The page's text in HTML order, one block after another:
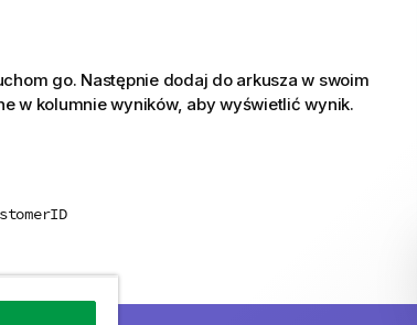
go. Następnie dodaj do arkusza w swoim
w kolumnie wyników, aby wyświetlić wynik.